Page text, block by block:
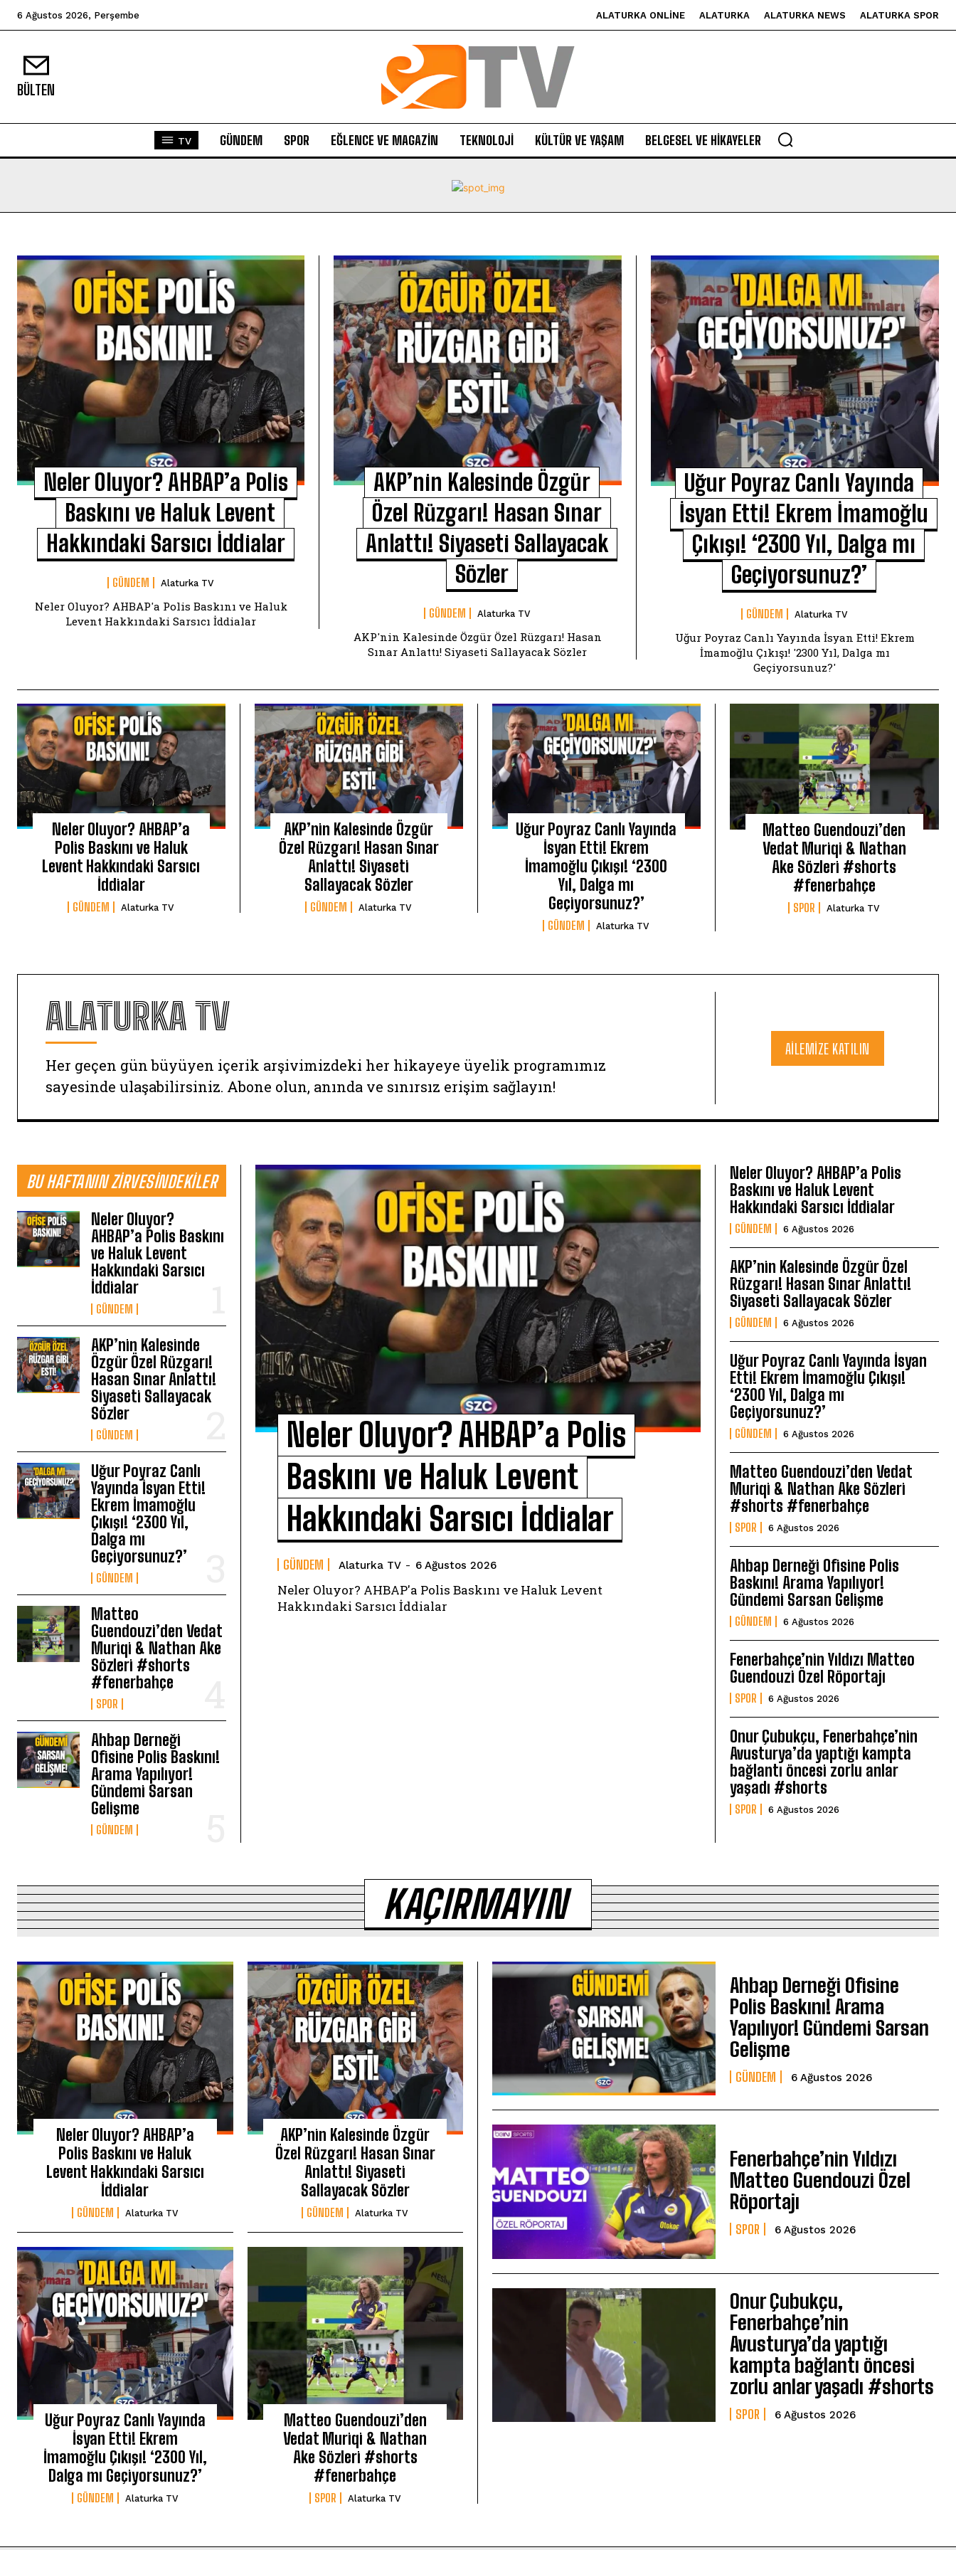
6 Ağustos 2026, Perşembe ALATURKA ONLINE ALATURKA ALATURKA NEWS ALATURKA SPOR
BÜLTEN
TV GÜNDEM SPOR EĞLENCE VE MAGAZIN TEKNOLOJI KÜLTÜR VE YAŞAM BELGESEL VE HIKAYELER
Neler Oluyor? AHBAP’a Polis
Baskını ve Haluk Levent
Hakkındaki Sarsıcı İddialar
GÜNDEM Alaturka TV
Neler Oluyor? AHBAP'a Polis Baskını ve Haluk
Levent Hakkındaki Sarsıcı İddialar
AKP’nin Kalesinde Özgür
Özel Rüzgarı! Hasan Sınar
Anlattı! Siyaseti Sallayacak
Sözler
GÜNDEM Alaturka TV
AKP'nin Kalesinde Özgür Özel Rüzgarı! Hasan
Sınar Anlattı! Siyaseti Sallayacak Sözler
Uğur Poyraz Canlı Yayında
İsyan Etti! Ekrem İmamoğlu
Çıkışı! ‘2300 Yıl, Dalga mı
Geçiyorsunuz?’
GÜNDEM Alaturka TV
Uğur Poyraz Canlı Yayında İsyan Etti! Ekrem
İmamoğlu Çıkışı! '2300 Yıl, Dalga mı
Geçiyorsunuz?'
Neler Oluyor? AHBAP’a
Polis Baskını ve Haluk
Levent Hakkındaki Sarsıcı
İddialar
GÜNDEM Alaturka TV
AKP’nin Kalesinde Özgür
Özel Rüzgarı! Hasan Sınar
Anlattı! Siyaseti
Sallayacak Sözler
GÜNDEM Alaturka TV
Uğur Poyraz Canlı Yayında
İsyan Etti! Ekrem
İmamoğlu Çıkışı! ‘2300
Yıl, Dalga mı
Geçiyorsunuz?’
GÜNDEM Alaturka TV
Matteo Guendouzi’den
Vedat Muriqi & Nathan
Ake Sözleri #shorts
#fenerbahçe
SPOR Alaturka TV
ALATURKA TV
Her geçen gün büyüyen içerik arşivimizdeki her hikayeye üyelik programımız
sayesinde ulaşabilirsiniz. Abone olun, anında ve sınırsız erişim sağlayın!
AILEMIZE KATILIN
BU HAFTANIN ZIRVESINDEKILER
Neler Oluyor?
AHBAP’a Polis Baskını
ve Haluk Levent
Hakkındaki Sarsıcı
İddialar
GÜNDEM
AKP’nin Kalesinde
Özgür Özel Rüzgarı!
Hasan Sınar Anlattı!
Siyaseti Sallayacak
Sözler
GÜNDEM
Uğur Poyraz Canlı
Yayında İsyan Etti!
Ekrem İmamoğlu
Çıkışı! ‘2300 Yıl,
Dalga mı
Geçiyorsunuz?’
GÜNDEM
Matteo
Guendouzi’den Vedat
Muriqi & Nathan Ake
Sözleri #shorts
#fenerbahçe
SPOR
Ahbap Derneği
Ofisine Polis Baskını!
Arama Yapılıyor!
Gündemi Sarsan
Gelişme
GÜNDEM
Neler Oluyor? AHBAP’a Polis
Baskını ve Haluk Levent
Hakkındaki Sarsıcı İddialar
GÜNDEM Alaturka TV - 6 Ağustos 2026
Neler Oluyor? AHBAP'a Polis Baskını ve Haluk Levent
Hakkındaki Sarsıcı İddialar
Neler Oluyor? AHBAP’a Polis
Baskını ve Haluk Levent
Hakkındaki Sarsıcı İddialar
GÜNDEM 6 Ağustos 2026
AKP’nin Kalesinde Özgür Özel
Rüzgarı! Hasan Sınar Anlattı!
Siyaseti Sallayacak Sözler
GÜNDEM 6 Ağustos 2026
Uğur Poyraz Canlı Yayında İsyan
Etti! Ekrem İmamoğlu Çıkışı!
‘2300 Yıl, Dalga mı
Geçiyorsunuz?’
GÜNDEM 6 Ağustos 2026
Matteo Guendouzi’den Vedat
Muriqi & Nathan Ake Sözleri
#shorts #fenerbahçe
SPOR 6 Ağustos 2026
Ahbap Derneği Ofisine Polis
Baskını! Arama Yapılıyor!
Gündemi Sarsan Gelişme
GÜNDEM 6 Ağustos 2026
Fenerbahçe’nin Yıldızı Matteo
Guendouzi Özel Röportajı
SPOR 6 Ağustos 2026
Onur Çubukçu, Fenerbahçe’nin
Avusturya’da yaptığı kampta
bağlantı öncesi zorlu anlar
yaşadı #shorts
SPOR 6 Ağustos 2026
KAÇIRMAYIN
Neler Oluyor? AHBAP’a
Polis Baskını ve Haluk
Levent Hakkındaki Sarsıcı
İddialar
GÜNDEM Alaturka TV
AKP’nin Kalesinde Özgür
Özel Rüzgarı! Hasan Sınar
Anlattı! Siyaseti
Sallayacak Sözler
GÜNDEM Alaturka TV
Uğur Poyraz Canlı Yayında
İsyan Etti! Ekrem
İmamoğlu Çıkışı! ‘2300 Yıl,
Dalga mı Geçiyorsunuz?’
GÜNDEM Alaturka TV
Matteo Guendouzi’den
Vedat Muriqi & Nathan
Ake Sözleri #shorts
#fenerbahçe
SPOR Alaturka TV
Ahbap Derneği Ofisine
Polis Baskını! Arama
Yapılıyor! Gündemi Sarsan
Gelişme
GÜNDEM 6 Ağustos 2026
Fenerbahçe’nin Yıldızı
Matteo Guendouzi Özel
Röportajı
SPOR 6 Ağustos 2026
Onur Çubukçu,
Fenerbahçe’nin
Avusturya’da yaptığı
kampta bağlantı öncesi
zorlu anlar yaşadı #shorts
SPOR 6 Ağustos 2026